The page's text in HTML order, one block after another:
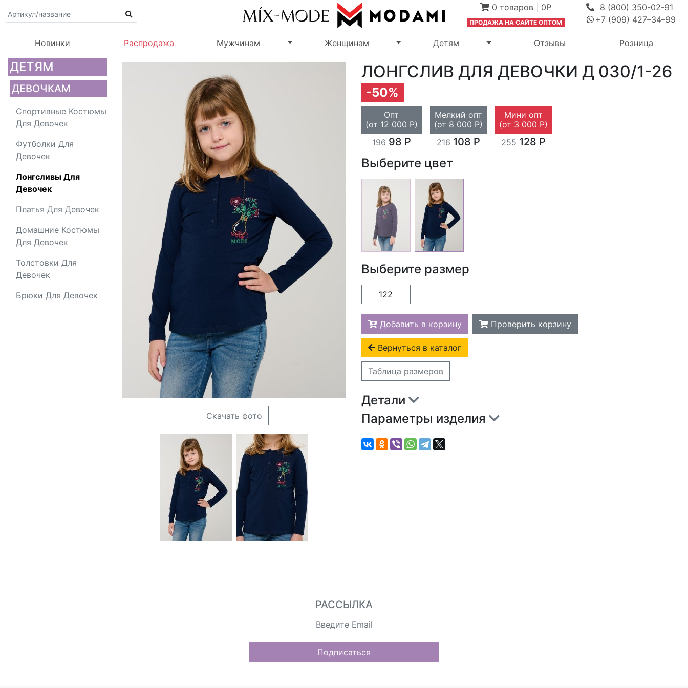
0 товаров 0Р
ПРОДАЖА НА САЙТЕ ОПТОМ
8 (800) 350-02-91
+7 (909) 427–34–99
Новинки Распродажа Мужчинам Переключить выпадающее меню
Женщинам Переключить выпадающее меню
Детям Переключить выпадающее меню
Отзывы Розница
ДЕТЯМ
ДЕВОЧКАМ
Спортивные Костюмы
Для Девочек
Футболки Для
Девочек
Лонгсливы Для
Девочек
Платья Для Девочек
Домашние Костюмы
Для Девочек
Толстовки Для
Девочек
Брюки Для Девочек
Скачать фото
ЛОНГСЛИВ ДЛЯ ДЕВОЧКИ Д 030/1-26
-50%
Опт
(от 12 000 Р)
19698 Р
Мелкий опт
(от 8 000 Р)
216108 Р
Мини опт
(от 3 000 Р)
255128 Р
Выберите цвет
Выберите размер
122
Добавить в корзину Проверить корзину
Вернуться в каталог
Таблица размеров
Детали
Параметры изделия
РАССЫЛКА
Подписаться